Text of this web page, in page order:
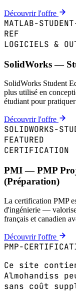
Découvrir l'offre
MATLAB-
REF
LOGICIELS &
SolidWorks —
SolidWorks Student
plus utilisé en
étudiant pour
Découvrir l'offre
SOLIDWORKS-
FEATURED
CERTIFICATION
PMI — PMP
(Préparation)
La certification PMP
d'ingénierie —
français et canadien
Découvrir l'offre
PMP-
Ce site
Almohandiss
sans coût